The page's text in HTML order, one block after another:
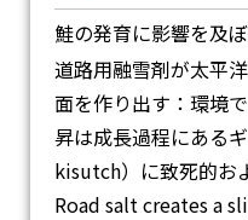
鮭の発育に影響を及
道路用融雪剤が太平
面を作り出す：環境
昇は成長過程にある
kisutch）に致死的お
Road salt creates a